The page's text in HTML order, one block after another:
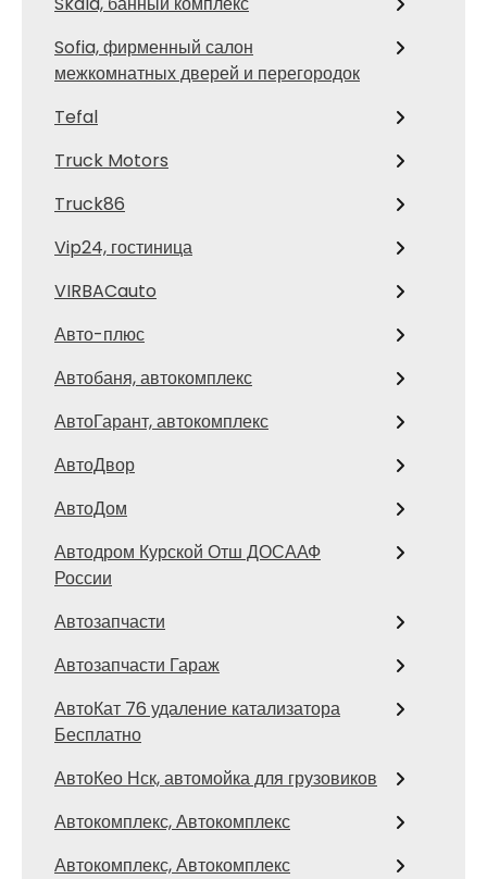
Sofia, фирменный салон
межкомнатных дверей и перегородок
Tefal
Truck Motors
Truck86
Vip24, гостиница
VIRBACauto
Авто-плюс
Автобаня, автокомплекс
АвтоГарант, автокомплекс
АвтоДвор
АвтоДом
Автодром Курской Отш ДОСААФ
России
Автозапчасти
Автозапчасти Гараж
АвтоКат 76 удаление катализатора
Бесплатно
АвтоКео Нск, автомойка для грузовиков
Автокомплекс, Автокомплекс
Автокомплекс, Автокомплекс